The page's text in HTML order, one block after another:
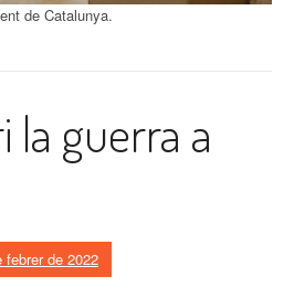
de Catalunya.
la guerra a
febrer de 2022